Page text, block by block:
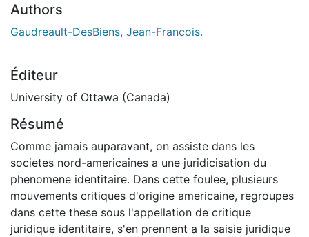
Authors
Gaudreault-DesBiens, Jean-Francois.
Éditeur
University of Ottawa (Canada)
Résumé
Comme jamais auparavant, on assiste dans les
societes nord-americaines a une juridicisation du
phenomene identitaire. Dans cette foulee, plusieurs
mouvements critiques d'origine americaine, regroupes
dans cette these sous l'appellation de critique
juridique identitaire, s'en prennent a la saisie juridique